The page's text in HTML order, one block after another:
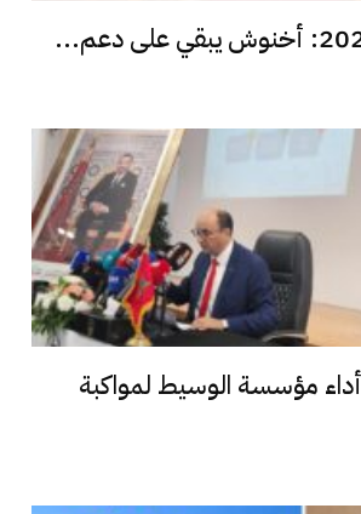
أداء مؤسسة الوسيط لمواكبة